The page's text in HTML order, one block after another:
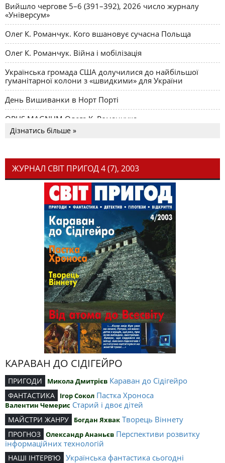
Вийшло чергове 5–6 (391–392), 2026 число журналу
«Універсум»
Олег К. Романчук. Кого вшановує сучасна Польща
Олег К. Романчук. Війна і мобілізація
Українська громада США долучилися до найбільшої
гуманітарної колони з «швидкими» для України
День Вишиванки в Норт Порті
OPUS MAGNUM Олега К. Романчука
Дізнатись більше »
ЖУРНАЛ СВІТ ПРИГОД 4 (7), 2003
КАРАВАН ДО СІДІГЕЙРО
ПРИГОДИ Микола Дмитрієв Караван до Сідігейро
ФАНТАСТИКА Ігор Сокол Пастка Хроноса
Валентин Чемерис Старий і двоє дітей
МАЙСТРИ ЖАНРУ Богдан Яхвак Творець Віннету
ПРОГНОЗ Олександр Ананьєв Перспективи розвитку
інформаційних технологій
НАШІ ІНТЕРВ’Ю Українська фантастика сьогодні